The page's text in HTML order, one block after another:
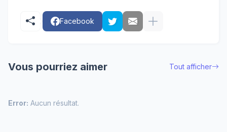
Facebook
Vous pourriez aimer Tout afficher
Error: Aucun résultat.